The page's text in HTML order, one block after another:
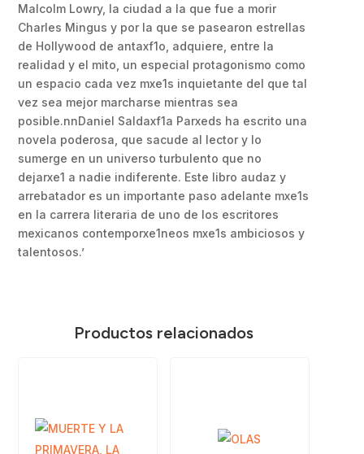
Malcolm Lowry, la ciudad a la que fue a morir
Charles Mingus y por la que se pasearon estrellas
de Hollywood de antaxf1o, adquiere, entre la
realidad y el mito, un especial protagonismo como
un espacio cada vez mxe1s inquietante del que tal
vez sea mejor marcharse mientras sea
posible.nnDaniel Saldaxf1a Parxeds ha escrito una
novela poderosa, que sacude al lector y lo
sumerge en un universo turbulento que no
dejarxe1 a nadie indiferente. Este libro audaz y
arrebatador es un importante paso adelante mxe1s
en la carrera literaria de uno de los escritores
mexicanos contemporxe1neos mxe1s ambiciosos y
talentosos.’
Productos relacionados